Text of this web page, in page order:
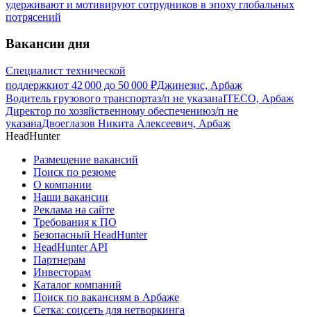
удерживают и мотивируют сотрудников в эпоху глобальных
потрясений
Вакансии дня
Специалист технической
поддержкиот 42 000 до 50 000 ₽Джинезис, Арбаж
Водитель грузового транспортаз/п не указанаITECO, Арбаж
Директор по хозяйственному обеспечениюз/п не
указанаДвоеглазов Никита Алексеевич, Арбаж
HeadHunter
Размещение вакансий
Поиск по резюме
О компании
Наши вакансии
Реклама на сайте
Требования к ПО
Безопасный HeadHunter
HeadHunter API
Партнерам
Инвесторам
Каталог компаний
Поиск по вакансиям в Арбаже
Сетка: соцсеть для нетворкинга